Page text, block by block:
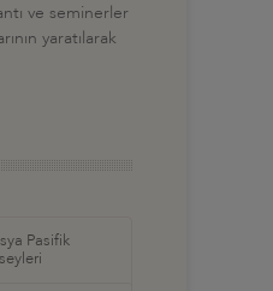
ve seminerler
yaratılarak
Pasifik